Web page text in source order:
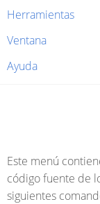
Herramientas
Ventana
Ayuda
Este menú
código fuente de
siguientes